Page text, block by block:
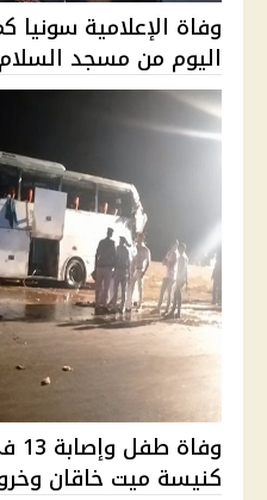
وفاة الإعلامية سونيا
اليوم من مسجد
كنيسة ميت خاقان